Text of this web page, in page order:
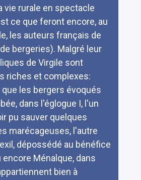
vie rurale en spectacle
ce que feront encore, au
les auteurs français de
bergeries). Malgré leur
de Virgile sont
riches et complexes:
les bergers évoqués
dans l'églogue I, l'un
pu sauver quelques
marécageuses, l'autre
dépossédé au bénéfice
encore Ménalque, dans
bien à